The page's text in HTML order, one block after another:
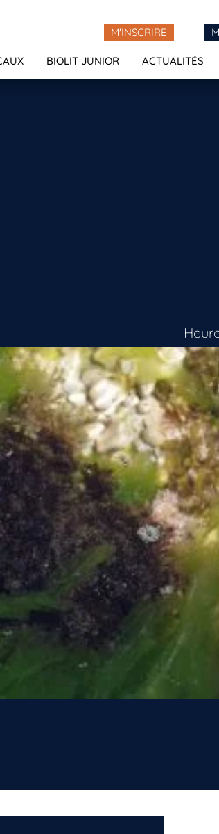
M'INSCRIRE
BIOLIT JUNIOR ACTUALITÉS